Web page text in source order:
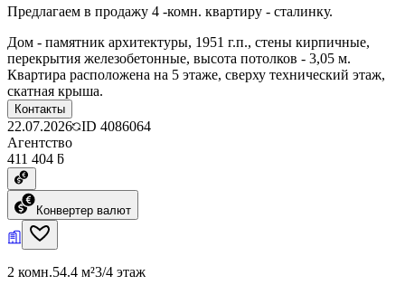
Предлагаем в продажу 4 -комн. квартиру - сталинку.
Дом - памятник архитектуры, 1951 г.п., стены кирпичные,
перекрытия железобетонные, высота потолков - 3,05 м.
Квартира расположена на 5 этаже, сверху технический этаж,
скатная крыша.
Контакты
22.07.2026 ID 4086064
Агентство
411 404 ƃ
Конвертер валют
2 комн.54.4 м²3/4 этаж